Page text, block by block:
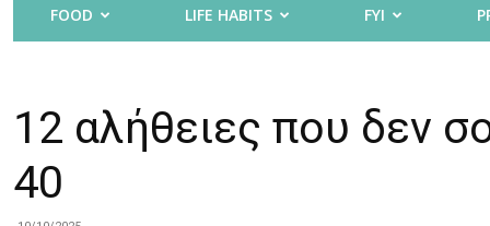
FOOD LIFE HABITS FYI
12 αλήθειες που δεν
40